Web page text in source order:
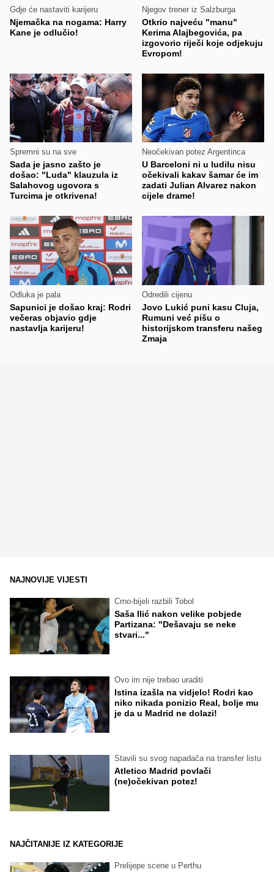
Gdje će nastaviti karijeru
Njemačka na nogama: Harry
Kane je odlučio!
Njegov trener iz Salzburga
Otkrio najveću "manu"
Kerima Alajbegovića, pa
izgovorio riječi koje odjekuju
Evropom!
Spremni su na sve
Sada je jasno zašto je
došao: "Luda" klauzula iz
Salahovog ugovora s
Turcima je otkrivena!
Neočekivan potez Argentinca
U Barceloni ni u ludilu nisu
očekivali kakav šamar će im
zadati Julian Alvarez nakon
cijele drame!
Odluka je pala
Sapunici je došao kraj: Rodri
večeras objavio gdje
nastavlja karijeru!
Odredili cijenu
Jovo Lukić puni kasu Cluja,
Rumuni već pišu o
historijskom transferu našeg
Zmaja
NAJNOVIJE VIJESTI
Crno-bijeli razbili Tobol
Saša Ilić nakon velike pobjede
Partizana: "Dešavaju se neke
stvari..."
Ovo im nije trebao uraditi
Istina izašla na vidjelo! Rodri kao
niko nikada ponizio Real, bolje mu
je da u Madrid ne dolazi!
Stavili su svog napadača na transfer listu
Atletico Madrid povlači
(ne)očekivan potez!
NAJČITANIJE IZ KATEGORIJE
Prelijepe scene u Perthu